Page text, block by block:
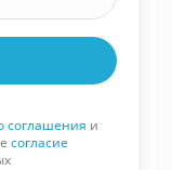
соглашения и
согласие